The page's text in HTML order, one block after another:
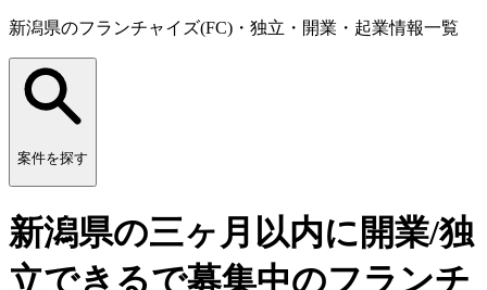
新潟県のフランチャイズ(FC)・独立・開業・起業情報一覧
案件を探す
新潟県の三ヶ月以内に開業/独
立できるで募集中のフランチ